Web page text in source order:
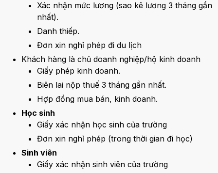
Xác nhận mức lương (sao kê lương 3 tháng gần
nhất).
Danh thiếp.
Đơn xin nghỉ phép đi du lịch
Khách hàng là chủ doanh nghiệp/hộ kinh doanh
Giấy phép kinh doanh.
Biên lai nộp thuế 3 tháng gần nhất.
Hợp đồng mua bán, kinh doanh.
Học sinh
Giấy xác nhận học sinh của trường
Đơn xin nghỉ phép (trong thời gian đi học)
Sinh viên
Giấy xác nhận sinh viên của trường